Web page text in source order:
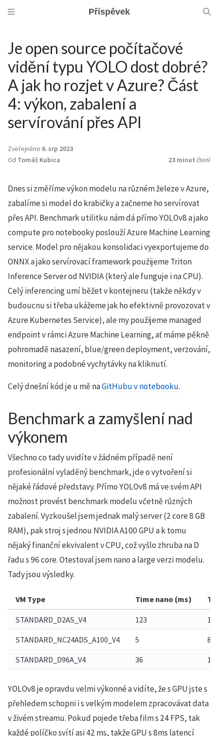
Příspěvek
Je open source počítačové
vidění typu YOLO dost dobré?
A jak ho rozjet v Azure? Část
4: výkon, zabalení a
servírování přes API
Zveřejněno 6. srp 2023
Od Tomáš Kubica 23 minut čtení
Dnes si změříme výkon modelu na různém železe v Azure,
zabalíme si model do krabičky a začneme ho servírovat
přes API. Benchmark utilitku nám dá přímo YOLOv8 a jako
compute pro notebooky poslouží Azure Machine Learning
service. Model pro nějakou konsolidaci vyexportujeme do
ONNX a jako servírovací framework použijeme Triton
Inference Server od NVIDIA (který ale funguje i na CPU).
Celý inferencing umí běžet v kontejneru (takže někdy v
budoucnu si třeba ukážeme jak ho efektivně provozovat v
Azure Kubernetes Service), ale my použijeme managed
endpoint v rámci Azure Machine Learning, ať máme pěkně
pohromadě nasazení, blue/green deployment, verzování,
monitoring a podobné vychytávky na kliknutí.
Celý dnešní kód je u mě naGitHubu v notebooku.
Benchmark a zamyšlení nad
výkonem
Všechno co tady uvidíte v žádném případě není
profesionální vyladěný benchmark, jde o vytvoření si
nějaké řádové představy. Přímo YOLOv8 má ve svém API
možnost provést benchmark modelu včetně různých
zabalení. Vyzkoušel jsem jednak malý server (2 core 8 GB
RAM), pak stroj s jednou NVIDIA A100 GPU a k tomu
nějaký finanční ekvivalent v CPU, což vyšlo zhruba na D
řadu s 96 core. Otestoval jsem nano a large verzi modelu.
Tady jsou výsledky.
VM Type Time nano (ms)
STANDARD_D2AS_V4 123
STANDARD_NC24ADS_A100_V4 5 8
STANDARD_D96A_V4 36
YOLOv8 je opravdu velmi výkonné a vidíte, že s GPU jste s
přehledem schopni i s velkým modelem zpracovávat data
v živém streamu. Pokud pojede třeba film s 24 FPS, tak
každé políčko svítí asi 42 ms, takže GPU s 8ms latencí